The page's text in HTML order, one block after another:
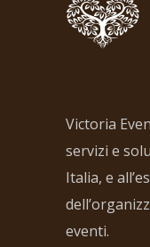
Victoria
servizi e
Italia, e
eventi.